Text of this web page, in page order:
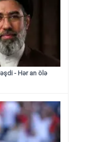
- Hər an ölə